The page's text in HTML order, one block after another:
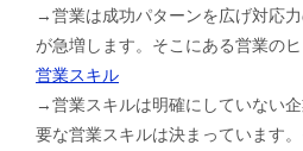
→営業は成功パターンを広げ対応
が急増します。そこにある営業の
営業スキル
→営業スキルは明確にしていない
要な営業スキルは決まっています